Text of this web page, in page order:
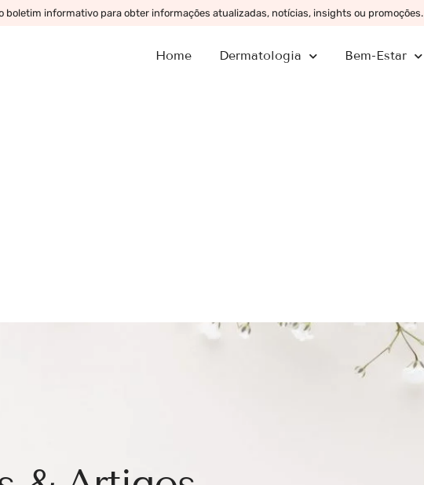
boletim informativo para obter informações atualizadas, notícias, insights ou promoções.
Home Dermatologia Bem-Estar